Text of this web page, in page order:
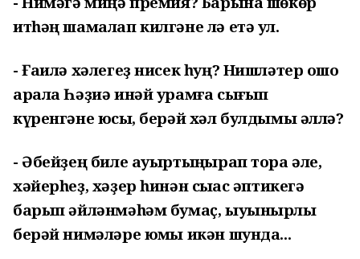
итһәң шамалап килгәне лә етә ул.
- Ғаилә хәлегеҙ нисек һуң? Нишләтер ошо
арала Һәҙиә инәй урамға сығып
күренгәне юҡсы, берәй хәл булдымы әллә?
- Әбейҙең биле ауыртыңҡырап тора әле,
хәйерһеҙ, хәҙер һинән сыҡҡас әптикегә
барып әйләнмәһәм бумаҫ, ыуынырлыҡ
берәй нимәләре юҡмы икән шунда...